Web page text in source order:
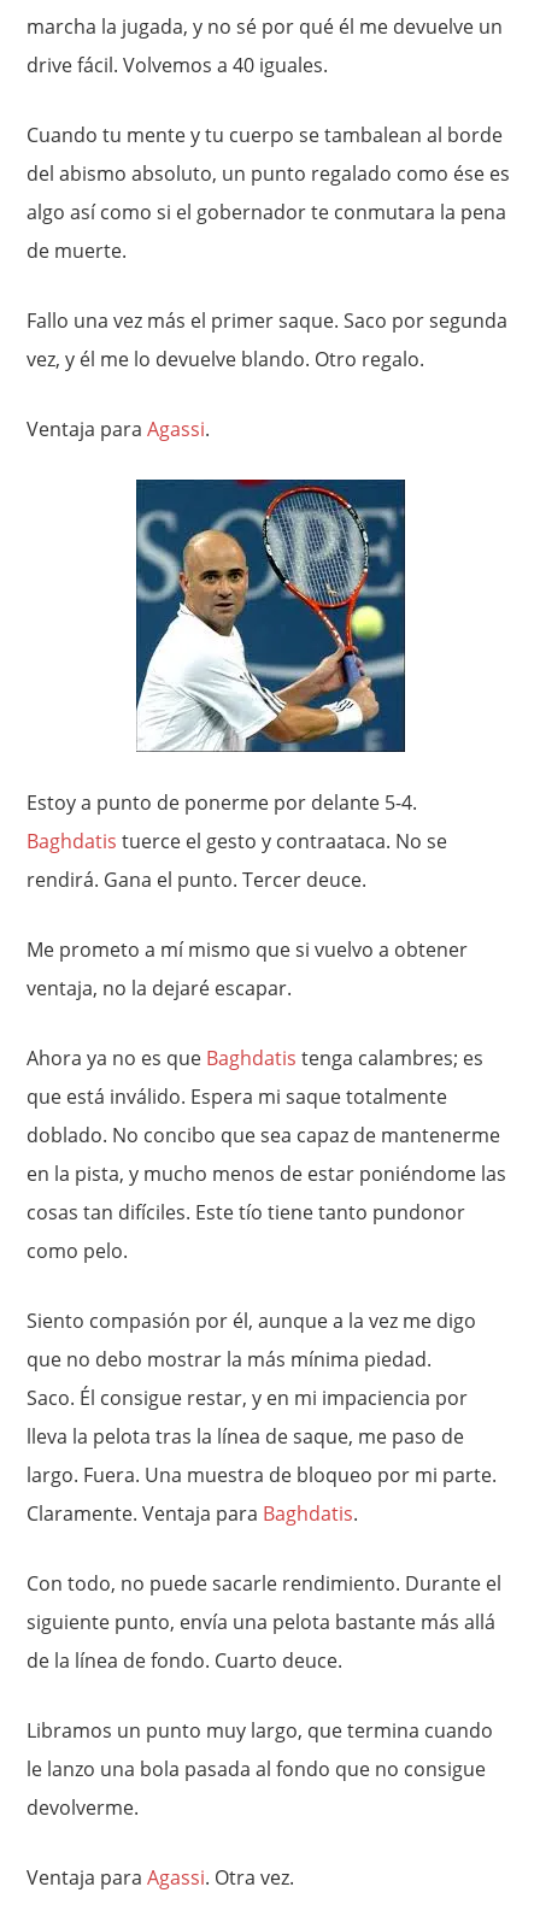
marcha la jugada, y no sé por qué él me devuelve un
drive fácil. Volvemos a 40 iguales.
Cuando tu mente y tu cuerpo se tambalean al borde
del abismo absoluto, un punto regalado como ése es
algo así como si el gobernador te conmutara la pena
de muerte.
Fallo una vez más el primer saque. Saco por segunda
vez, y él me lo devuelve blando. Otro regalo.
Ventaja paraAgassi.
Estoy a punto de ponerme por delante 5-4.
Baghdatis tuerce el gesto y contraataca. No se
rendirá. Gana el punto. Tercer deuce.
Me prometo a mí mismo que si vuelvo a obtener
ventaja, no la dejaré escapar.
Ahora ya no es que Baghdatis tenga calambres; es
que está inválido. Espera mi saque totalmente
doblado. No concibo que sea capaz de mantenerme
en la pista, y mucho menos de estar poniéndome las
cosas tan difíciles. Este tío tiene tanto pundonor
como pelo.
Siento compasión por él, aunque a la vez me digo
que no debo mostrar la más mínima piedad.
Saco. Él consigue restar, y en mi impaciencia por
lleva la pelota tras la línea de saque, me paso de
largo. Fuera. Una muestra de bloqueo por mi parte.
Claramente. Ventaja para Baghdatis.
Con todo, no puede sacarle rendimiento. Durante el
siguiente punto, envía una pelota bastante más allá
de la línea de fondo. Cuarto deuce.
Libramos un punto muy largo, que termina cuando
le lanzo una bola pasada al fondo que no consigue
devolverme.
Ventaja paraAgassi. Otra vez.